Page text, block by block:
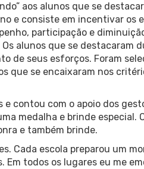
aos alunos que se
e consiste em incentivar os
participação e
alunos que se destacaram
de seus esforços. Foram
que se encaixaram nos
contou com o apoio dos
medalha e brinde especial.
e também brinde.
Cada escola preparou um
Em todos os lugares eu me